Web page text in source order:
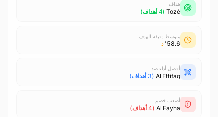
هداف
Tozé (4 أهداف)
متوسط دقيقة الهدف
58.6' د
أفضل أداء ضد
Al Ettifaq (3 أهداف)
أصعب خصم
Al Fayha (4 أهداف)